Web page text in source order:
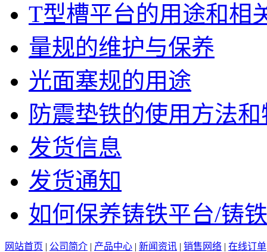
T型槽平台的用途和相
量规的维护与保养
光面塞规的用途
防震垫铁的使用方法和
发货信息
发货通知
如何保养铸铁平台/铸
网站首页 | 公司简介 | 产品中心 | 新闻资讯 | 销售网络 | 在线订单